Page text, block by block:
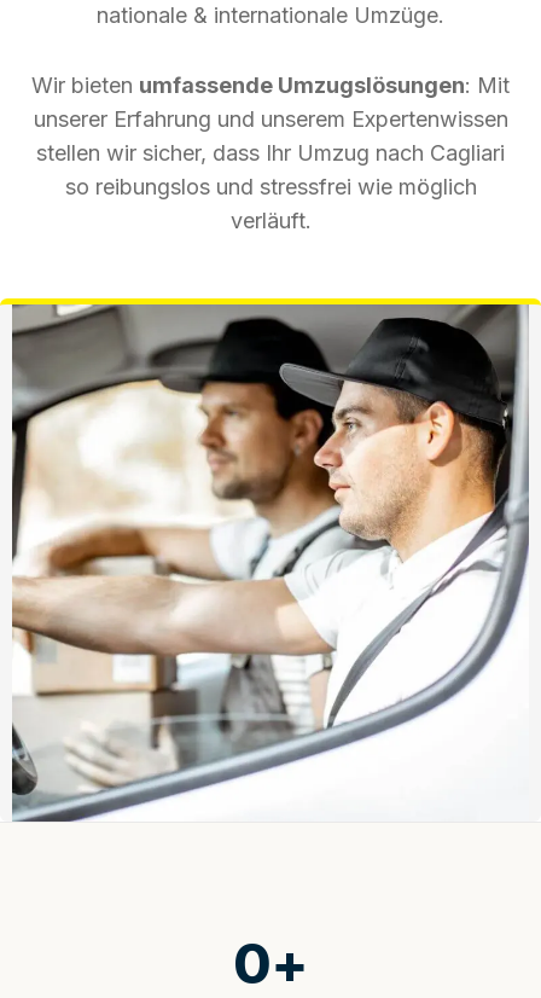
nationale & internationale Umzüge.
Wir bieten umfassende Umzugslösungen: Mit
unserer Erfahrung und unserem Expertenwissen
stellen wir sicher, dass Ihr Umzug nach Cagliari
so reibungslos und stressfrei wie möglich
verläuft.
0+